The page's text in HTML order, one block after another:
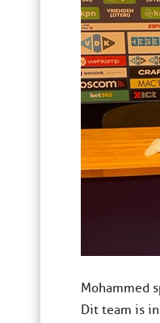
Mohammed
Dit team is